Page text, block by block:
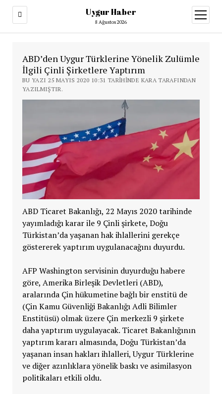
Uygur Haber
8 Ağustos 2026
aç
ABD’den Uygur Türklerine Yönelik Zulümle
İlgili Çinli Şirketlere Yaptırım
BU YAZI 25 MAYIS 2020 10:31 TARIHINDE KARA TARAFINDAN
YAZILMIŞTIR.
ABD Ticaret Bakanlığı, 22 Mayıs 2020 tarihinde
yayımladığı karar ile 9 Çinli şirkete, Doğu
Türkistan’da yaşanan hak ihlallerini gerekçe
göstererek yaptırım uygulanacağını duyurdu.
AFP Washington servisinin duyurduğu habere
göre, Amerika Birleşik Devletleri (ABD),
aralarında Çin hükumetine bağlı bir enstitü de
(Çin Kamu Güvenliği Bakanlığı Adli Bilimler
Enstitüsü) olmak üzere Çin merkezli 9 şirkete
daha yaptırım uygulayacak. Ticaret Bakanlığının
yaptırım kararı almasında, Doğu Türkistan’da
yaşanan insan hakları ihlalleri, Uygur Türklerine
ve diğer azınlıklara yönelik baskı ve asimilasyon
politikaları etkili oldu.